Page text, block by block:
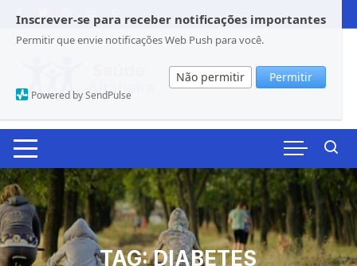
Inscrever-se para receber notificações importantes
Permitir que envie notificações Web Push para você.
Não permitir Permitir
Powered by SendPulse
para
TAG:DIABETES